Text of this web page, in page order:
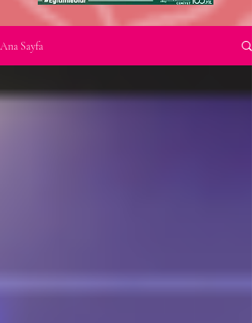
Ana Sayfa